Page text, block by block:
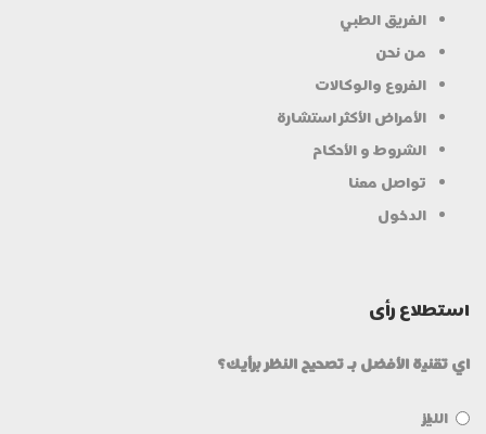
الفريق الطبي
من نحن
الفروع والوكالات
الأمراض الأكثر استشارة
الشروط و الأحكام
تواصل معنا
الدخول
استطلاع رأی
اي تقنية الأفضل بـ تصحيح النظر برأيك؟
الليزك